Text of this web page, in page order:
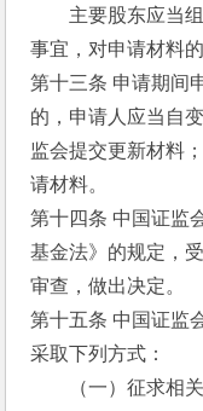
主要股东应当组
事宜，对申请材料
第十三条 申请期间
的，申请人应当自
监会提交更新材料
请材料。
第十四条 中国证监
基金法》的规定，
审查，做出决定。
第十五条 中国证监
采取下列方式：
（一）征求相关